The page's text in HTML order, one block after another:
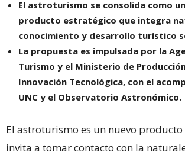
El astroturismo se consolida como
producto estratégico que integra
conocimiento y desarrollo turístico
La propuesta es impulsada por la
Turismo y el Ministerio de
Innovación Tecnológica, con el
UNC y el Observatorio Astronómico.
El astroturismo es un nuevo
invita a tomar contacto con la